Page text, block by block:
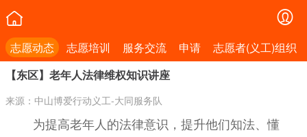
志愿动态 志愿培训 服务交流 申请
志愿者(义工)组织
【东区】老年人法律维权知识讲座
来源：中山博爱行动义工-大同服务队
为提高老年人的法律意识，提升他们知法、懂